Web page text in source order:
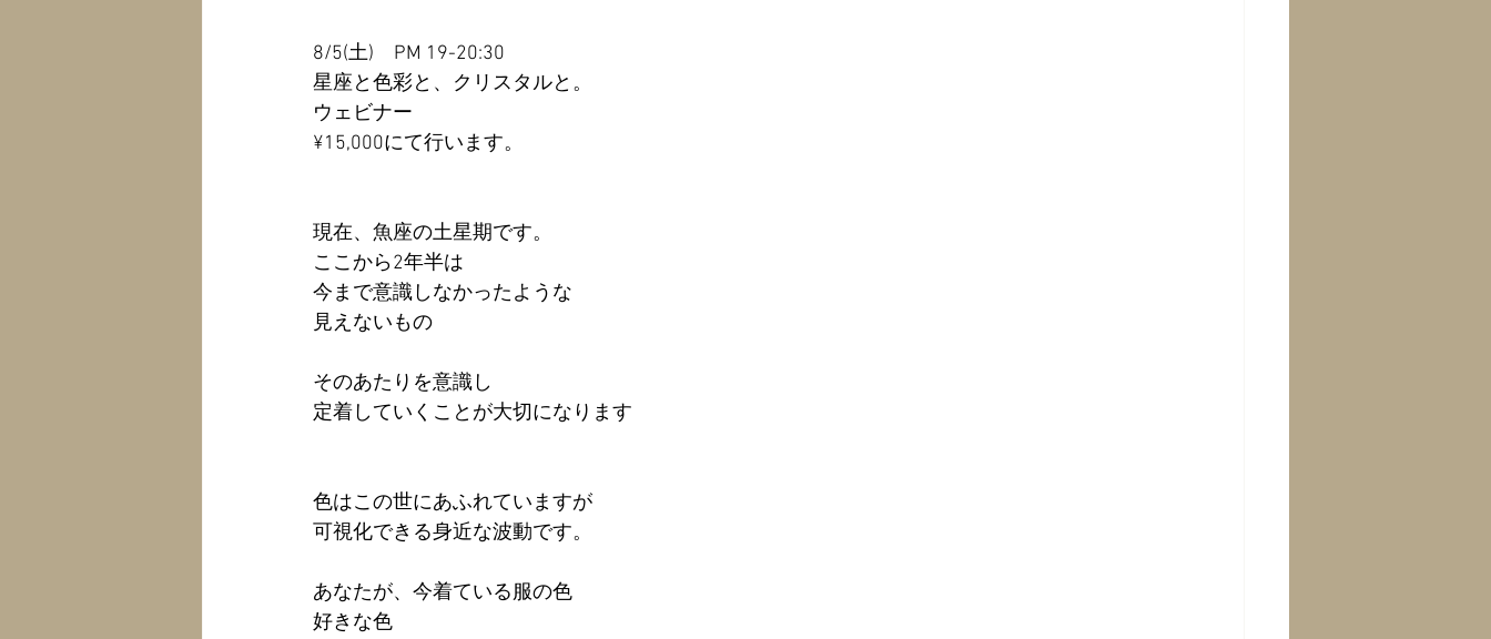
8/5(土)　PM 19-20:30
星座と色彩と、クリスタルと。
ウェビナー
¥15,000にて行います。
現在、魚座の土星期です。
ここから2年半は
今まで意識しなかったような
見えないもの
そのあたりを意識し
定着していくことが大切になります
色はこの世にあふれていますが
可視化できる身近な波動です。
あなたが、今着ている服の色
好きな色